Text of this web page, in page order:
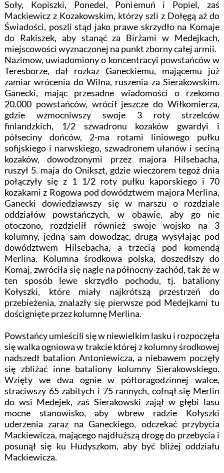
Soły, Kopiszki, Ponedel, Poniemuń i Popiel, zaś
Mackiewicz z Kozakowskim, którzy szli z Dołęgą aż do
Świadości, poszli stąd jako prawe skrzydło na Komaje
do Rakiszek, aby stanąć za Birżami w Medejkach,
miejscowości wyznaczonej na punkt zborny całej armii.
Nazimow, uwiadomiony o koncentracyi powstańców w
Teresborze, dał rozkaz Ganeckiemu, mającemu już
zamiar wrócenia do Wilna, ruszenia za Sierakowskim.
Ganecki, mając przesadne wiadomości o rzekomo
20.000 powstańców, wrócił jeszcze do Wiłkomierza,
gdzie wzmocniwszy swoje 3 roty strzelców
finlandzkich, 1/2 szwadronu kozaków gwardyi i
półseciny dońców, 2-ma rotami liniowego pułku
sofijskiego i narwskiego, szwadronem ułanów i seciną
kozaków, dowodzonymi przez majora Hilsebacha,
ruszył 5. maja do Onikszt, gdzie wieczorem tegoż dnia
połączyły się z 1 1/2 roty pułku kaporskiego i 70
kozakami z Rogowa pod dowództwem majora Merlina,
Ganecki dowiedziawszy się w marszu o rozdziale
oddziałów powstańczych, w obawie, aby go nie
otoczono, rozdzielił również swoje wojsko na 3
kolumny, jedną sam dowodząc, drugą wysyłając pod
dowództwem Hilsebacha, a trzecią pod komendą
Merlina. Kolumna środkowa polska, doszedłszy do
Komaj, zwróciła się nagle na północny-zachód, tak że w
ten sposób lewe skrzydło pochodu, tj. bataliony
Kołyszki, które miały najkrótszą przestrzeń do
przebieżenia, znalazły się pierwsze pod Medejkami tu
doścignięte przez kolumnę Merlina.
Powstańcy umieścili się w niewielkim lasku i rozpoczęła
się walka ogniowa w trakcie której z kolumny środkowej
nadszedł batalion Antoniewicza, a niebawem poczęły
się zbliżać inne bataliony kolumny Sierakowskiego.
Wzięty we dwa ognie w półtoragodzinnej walce,
straciwszy 65 zabitych i 75 rannych, cofnął się Merlin
do wsi Medejek, zaś Sierakowski zajął w głębi lasu
mocne stanowisko, aby wbrew radzie Kołyszki
uderzenia zaraz na Ganeckiego, odczekać przybycia
Mackiewicza, mającego najdłuższą drogę do przebycia i
posunął się ku Hudyszkom, aby być bliżej oddziału
Mackiewicza.